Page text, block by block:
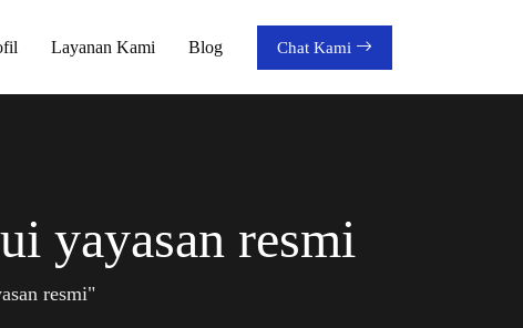
Layanan Kami Blog Chat Kami
yayasan resmi
resmi"